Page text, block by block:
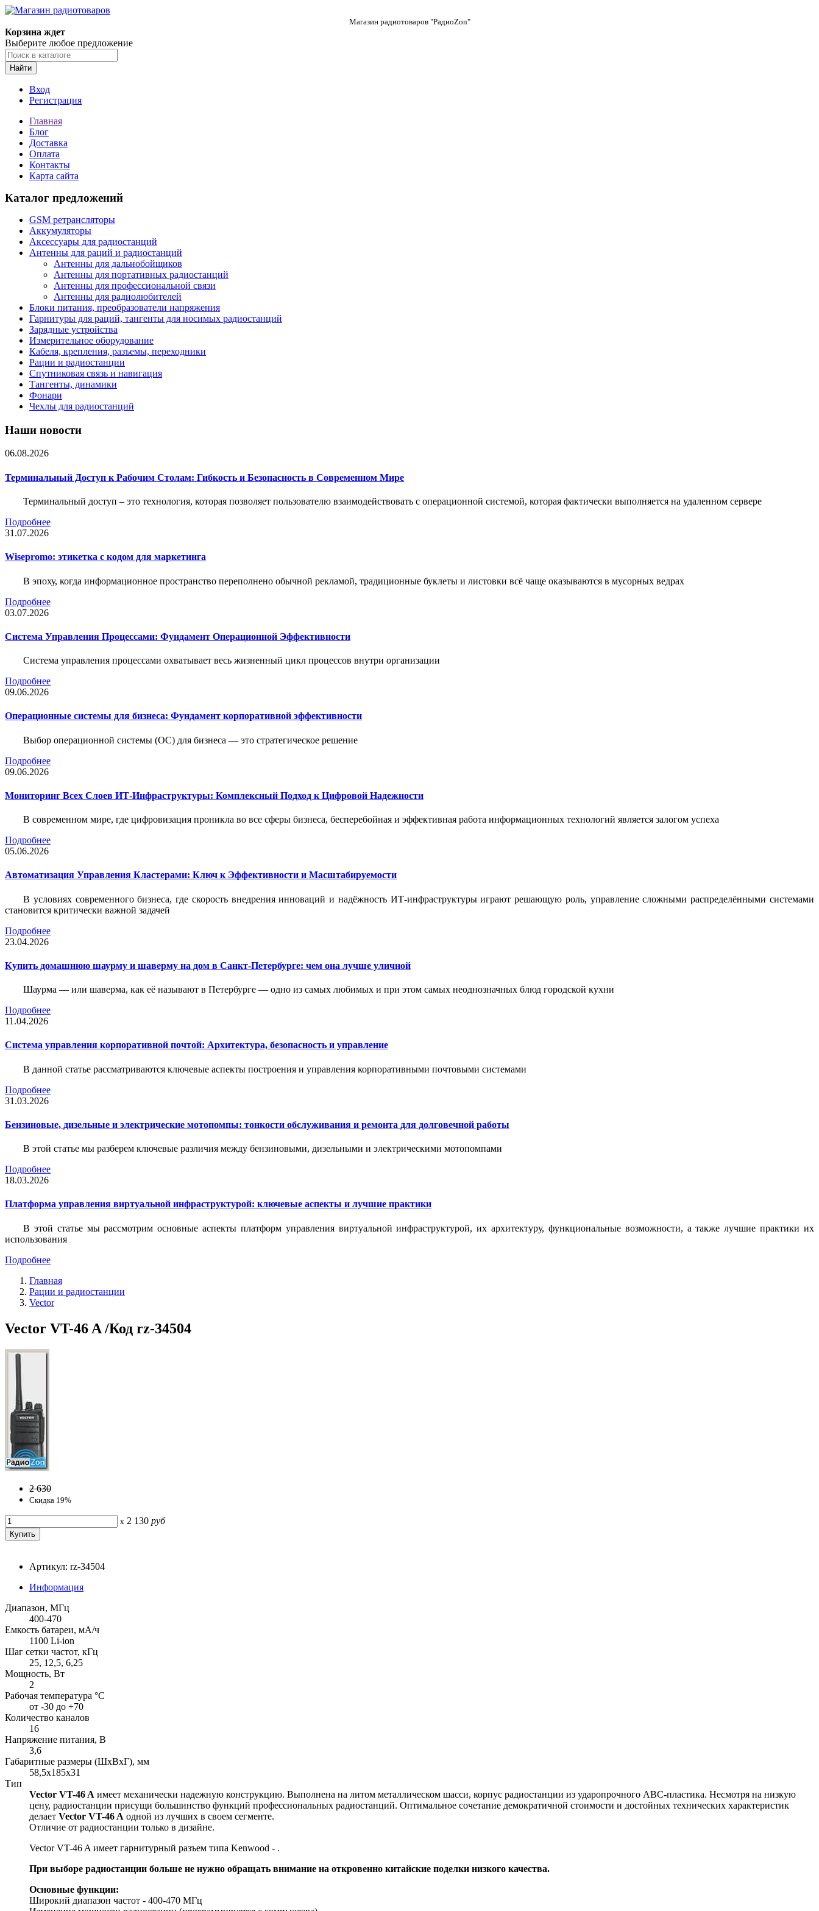
Магазин радиотоваров "РадиоZon"
Корзина ждет
Выберите любое предложение
Найти
Вход
Регистрация
Главная
Блог
Доставка
Оплата
Контакты
Карта сайта
Каталог предложений
GSM ретрансляторы
Аккумуляторы
Аксессуары для радиостанций
Антенны для раций и радиостанций
Антенны для дальнобойщиков
Антенны для портативных радиостанций
Антенны для профессиональной связи
Антенны для радиолюбителей
Блоки питания, преобразователи напряжения
Гарнитуры для раций, тангенты для носимых радиостанций
Зарядные устройства
Измерительное оборудование
Кабеля, крепления, разъемы, переходники
Рации и радиостанции
Спутниковая связь и навигация
Тангенты, динамики
Фонари
Чехлы для радиостанций
Наши новости
06.08.2026
Терминальный Доступ к Рабочим Столам: Гибкость и Безопасность в Современном Мире
Терминальный доступ – это технология, которая позволяет пользователю взаимодействовать с операционной системой, которая фактически выполняется на удаленном сервере
Подробнее
31.07.2026
Wisepromo: этикетка c кодом для маркетинга
В эпоху, когда информационное пространство переполнено обычной рекламой, традиционные буклеты и листовки всё чаще оказываются в мусорных ведрах
Подробнее
03.07.2026
Система Управления Процессами: Фундамент Операционной Эффективности
Система управления процессами охватывает весь жизненный цикл процессов внутри организации
Подробнее
09.06.2026
Операционные системы для бизнеса: Фундамент корпоративной эффективности
Выбор операционной системы (ОС) для бизнеса — это стратегическое решение
Подробнее
09.06.2026
Мониторинг Всех Слоев ИТ-Инфраструктуры: Комплексный Подход к Цифровой Надежности
В современном мире, где цифровизация проникла во все сферы бизнеса, бесперебойная и эффективная работа информационных технологий является залогом успеха
Подробнее
05.06.2026
Автоматизация Управления Кластерами: Ключ к Эффективности и Масштабируемости
В условиях современного бизнеса, где скорость внедрения инноваций и надёжность ИТ-инфраструктуры играют решающую роль, управление сложными распределёнными системами
становится критически важной задачей
Подробнее
23.04.2026
Купить домашнюю шаурму и шаверму на дом в Санкт-Петербурге: чем она лучше уличной
Шаурма — или шаверма, как её называют в Петербурге — одно из самых любимых и при этом самых неоднозначных блюд городской кухни
Подробнее
11.04.2026
Система управления корпоративной почтой: Архитектура, безопасность и управление
В данной статье рассматриваются ключевые аспекты построения и управления корпоративными почтовыми системами
Подробнее
31.03.2026
Бензиновые, дизельные и электрические мотопомпы: тонкости обслуживания и ремонта для долговечной работы
В этой статье мы разберем ключевые различия между бензиновыми, дизельными и электрическими мотопомпами
Подробнее
18.03.2026
Платформа управления виртуальной инфраструктурой: ключевые аспекты и лучшие практики
В этой статье мы рассмотрим основные аспекты платформ управления виртуальной инфраструктурой, их архитектуру, функциональные возможности, а также лучшие практики их
использования
Подробнее
Главная
Рации и радиостанции
Vector
Vector VT-46 A /Код rz-34504
2 630
Скидка 19%
x 2 130 руб
Артикул: rz-34504
Информация
Диапазон, МГц
400-470
Емкость батареи, мА/ч
1100 Li-ion
Шаг сетки частот, кГц
25, 12,5, 6,25
Мощность, Вт
2
Рабочая температура °С
от -30 до +70
Количество каналов
16
Напряжение питания, В
3,6
Габаритные размеры (ШхВхГ), мм
58,5x185х31
Тип
Vector VT-46 A имеет механически надежную конструкцию. Выполнена на литом металлическом шасси, корпус радиостанции из ударопрочного ABC-пластика. Несмотря на низкую
цену, радиостанции присущи большинство функций профессиональных радиостанций. Оптимальное сочетание демократичной стоимости и достойных технических характеристик
делает Vector VT-46 A одной из лучших в своем сегменте.
Отличие от радиостанции только в дизайне.
Vector VT-46 A имеет гарнитурный разъем типа Kenwood - .
При выборе радиостанции больше не нужно обращать внимание на откровенно китайские поделки низкого качества.
Основные функции:
Широкий диапазон частот - 400-470 МГц